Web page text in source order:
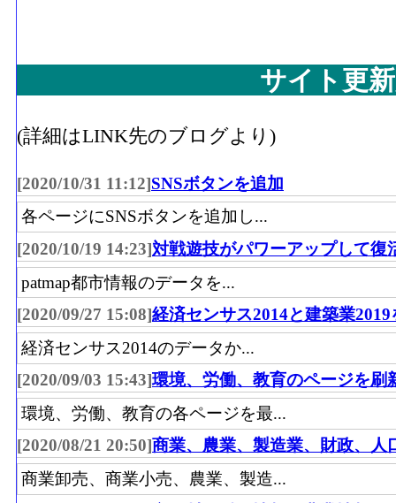
サイト更
(詳細はLINK先のブログより)
[2020/10/31 11:12]SNSボタンを追加
各ページにSNSボタンを追加し...
[2020/10/19 14:23]対戦遊技がパワーアップして復
patmap都市情報のデータを...
[2020/09/27 15:08]経済センサス2014と建築業2019
経済センサス2014のデータか...
[2020/09/03 15:43]環境、労働、教育のページを刷
環境、労働、教育の各ページを最...
[2020/08/21 20:50]商業、農業、製造業、財政、人
商業卸売、商業小売、農業、製造...